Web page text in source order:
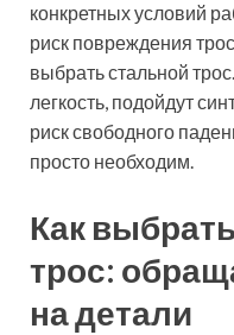
конкретных условий
риск повреждения
выбрать стальной
легкость, подойдут
риск свободного
просто необходим.
Как
трос:
на детали